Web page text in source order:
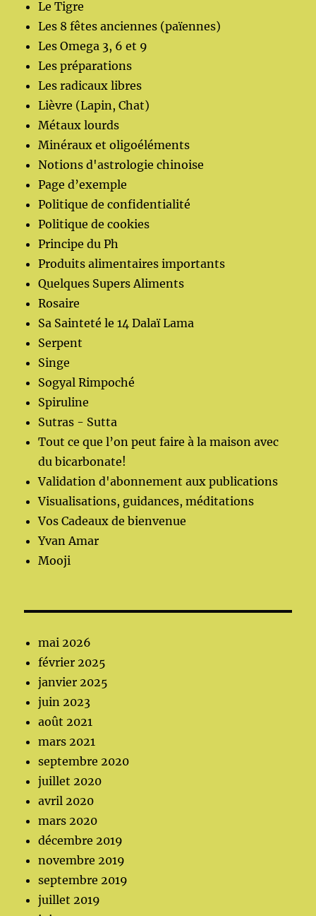
Le Tigre
Les 8 fêtes anciennes (païennes)
Les Omega 3, 6 et 9
Les préparations
Les radicaux libres
Lièvre (Lapin, Chat)
Métaux lourds
Minéraux et oligoéléments
Notions d'astrologie chinoise
Page d’exemple
Politique de confidentialité
Politique de cookies
Principe du Ph
Produits alimentaires importants
Quelques Supers Aliments
Rosaire
Sa Sainteté le 14 Dalaï Lama
Serpent
Singe
Sogyal Rimpoché
Spiruline
Sutras - Sutta
Tout ce que l’on peut faire à la maison avec
du bicarbonate!
Validation d'abonnement aux publications
Visualisations, guidances, méditations
Vos Cadeaux de bienvenue
Yvan Amar
Mooji
mai 2026
février 2025
janvier 2025
juin 2023
août 2021
mars 2021
septembre 2020
juillet 2020
avril 2020
mars 2020
décembre 2019
novembre 2019
septembre 2019
juillet 2019